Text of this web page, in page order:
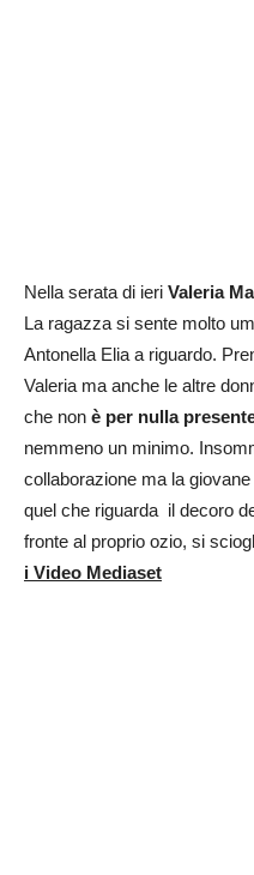
Nella serata di ieri Valeria
La ragazza si sente molto
Antonella Elia a riguardo.
Valeria ma anche le altre
che non è per nulla
nemmeno un minimo.
collaborazione ma la
quel che riguarda il decoro
fronte al proprio ozio, si
i Video Mediaset